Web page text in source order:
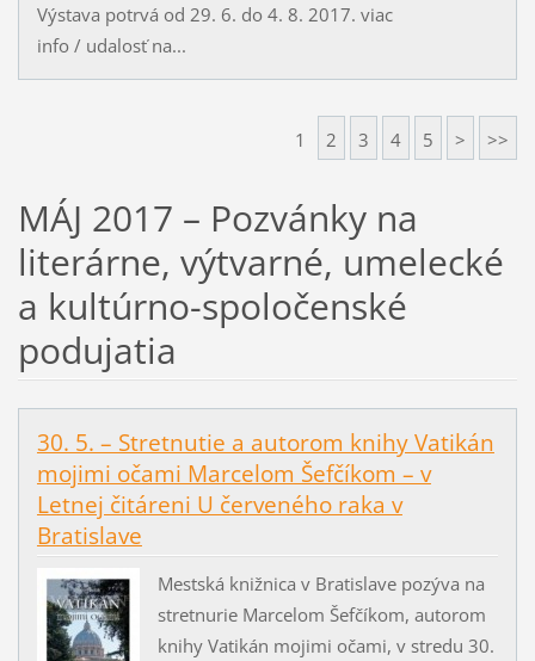
Výstava potrvá od 29. 6. do 4. 8. 2017. viac
info / udalosť na...
1 2 3 4 5 > >>
MÁJ 2017 – Pozvánky na
literárne, výtvarné, umelecké
a kultúrno-spoločenské
podujatia
30. 5. – Stretnutie a autorom knihy Vatikán
mojimi očami Marcelom Šefčíkom – v
Letnej čitáreni U červeného raka v
Bratislave
Mestská knižnica v Bratislave pozýva na
stretnurie Marcelom Šefčíkom, autorom
knihy Vatikán mojimi očami, v stredu 30.